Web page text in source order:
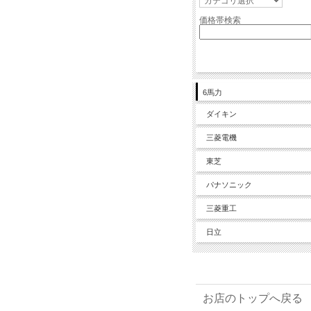
価格帯検索
6馬力
ダイキン
三菱電機
東芝
パナソニック
三菱重工
日立
お店のトップへ戻る